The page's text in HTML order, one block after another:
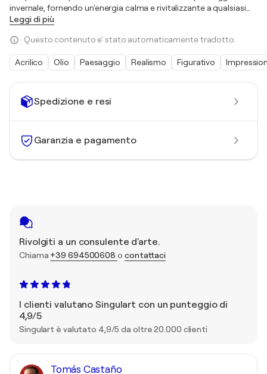
Spedizione e resi
Garanzia e pagamento
Rivolgiti a un consulente d'arte.
Chiama +39 694500608 o contattaci
I clienti valutano Singulart con un punteggio di
4,9/5
Singulart è valutato 4,9/5 da oltre 20.000 clienti
Tomás Castaño
invernale, fornendo un'energia calma e rivitalizzante a qualsiasi
Leggi di più
Questo contenuto e' stato automaticamente tradotto.
Acrilico Olio Paesaggio Realismo Figurativo